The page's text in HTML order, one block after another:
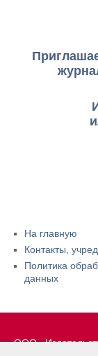
На главную
Контакты,
Политика
данных
ООО